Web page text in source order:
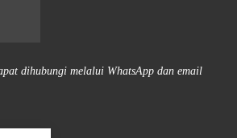
dihubungi melalui WhatsApp dan email